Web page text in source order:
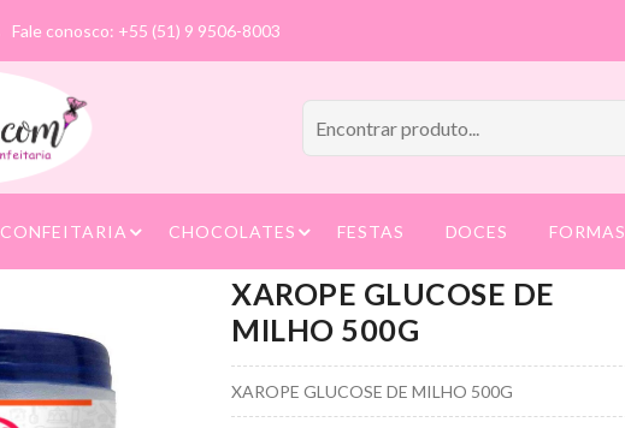
Fale conosco: +55 (51) 9 9506-8003
CONFEITARIA CHOCOLATES FESTAS DOCES FORMAS
XAROPE GLUCOSE DE
MILHO 500G
XAROPE GLUCOSE DE MILHO 500G